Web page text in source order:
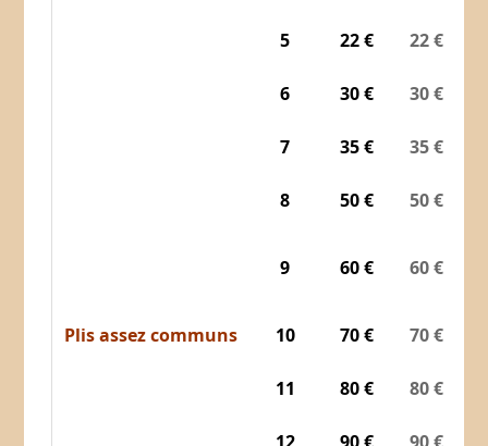
5 22 € 22 €
6 30 € 30 €
7 35 € 35 €
8 50 € 50 €
9 60 € 60 €
Plis assez communs 10 70 € 70 €
11 80 € 80 €